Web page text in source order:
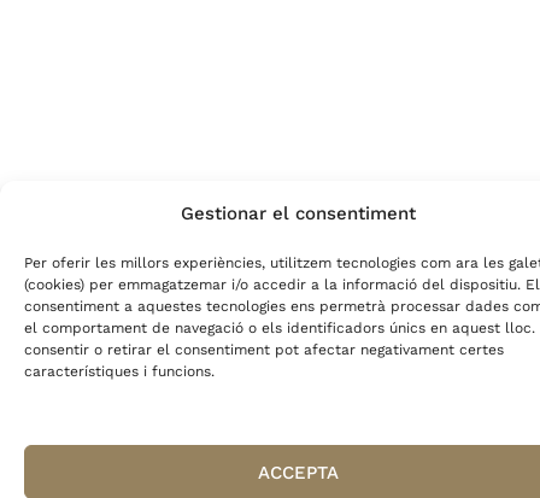
Gestionar el consentiment
Per oferir les millors experiències, utilitzem tecnologies com ara les
(cookies) per emmagatzemar i/o accedir a la informació del dispositiu. El
consentiment a aquestes tecnologies ens permetrà processar dades
el comportament de navegació o els identificadors únics en aquest lloc.
consentir o retirar el consentiment pot afectar negativament certes
característiques i funcions.
ACCEPTA